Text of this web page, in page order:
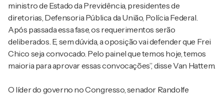
ministro de Estado da Previdência, presidentes de
diretorias, Defensoria Pública da União, Polícia Federal.
Após passada essa fase, os requerimentos serão
deliberados. E, sem dúvida, a oposição vai defender que Frei
Chico seja convocado. Pelo painel que temos hoje, temos
maioria para aprovar essas convocações”, disse Van Hattem.
O líder do governo no Congresso, senador Randolfe